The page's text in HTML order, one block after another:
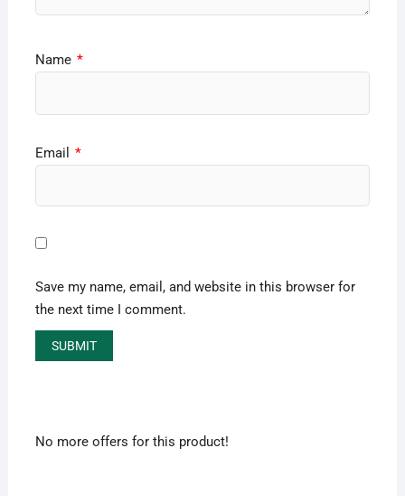
Name *
Email *
Save my name, email, and website in this browser for
the next time I comment.
No more offers for this product!